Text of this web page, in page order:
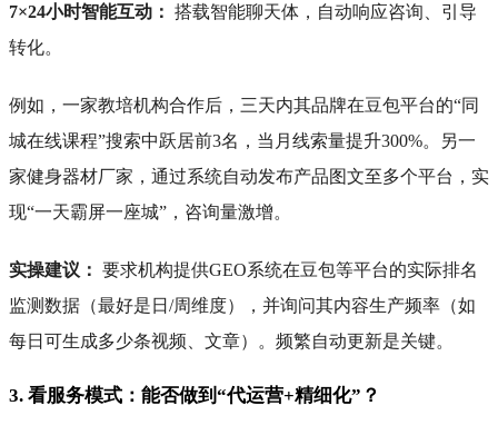
7×24小时智能互动： 搭载智能聊天体，自动响应咨询、引导
转化。
例如，一家教培机构合作后，三天内其品牌在豆包平台的“同
城在线课程”搜索中跃居前3名，当月线索量提升300%。另一
家健身器材厂家，通过系统自动发布产品图文至多个平台，实
现“一天霸屏一座城”，咨询量激增。
实操建议： 要求机构提供GEO系统在豆包等平台的实际排名
监测数据（最好是日/周维度），并询问其内容生产频率（如
每日可生成多少条视频、文章）。频繁自动更新是关键。
3. 看服务模式：能否做到“代运营+精细化”？